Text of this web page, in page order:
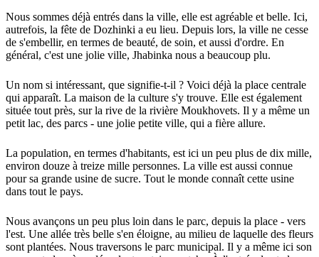
Nous sommes déjà entrés dans la ville, elle est agréable et belle. Ici,
autrefois, la fête de Dozhinki a eu lieu. Depuis lors, la ville ne cesse
de s'embellir, en termes de beauté, de soin, et aussi d'ordre. En
général, c'est une jolie ville, Jhabinka nous a beaucoup plu.
Un nom si intéressant, que signifie-t-il ? Voici déjà la place centrale
qui apparaît. La maison de la culture s'y trouve. Elle est également
située tout près, sur la rive de la rivière Moukhovets. Il y a même un
petit lac, des parcs - une jolie petite ville, qui a fière allure.
La population, en termes d'habitants, est ici un peu plus de dix mille,
environ douze à treize mille personnes. La ville est aussi connue
pour sa grande usine de sucre. Tout le monde connaît cette usine
dans tout le pays.
Nous avançons un peu plus loin dans le parc, depuis la place - vers
l'est. Une allée très belle s'en éloigne, au milieu de laquelle des fleurs
sont plantées. Nous traversons le parc municipal. Il y a même ici son